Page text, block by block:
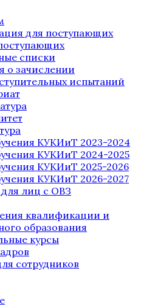
для поступающих
списки
о зачислении
испытаний
КУКИиТ 2023-2024
КУКИиТ 2024-2025
КУКИиТ 2025-2026
КУКИиТ 2026-2027
лиц с ОВЗ
квалификации и
образования
курсы
сотрудников